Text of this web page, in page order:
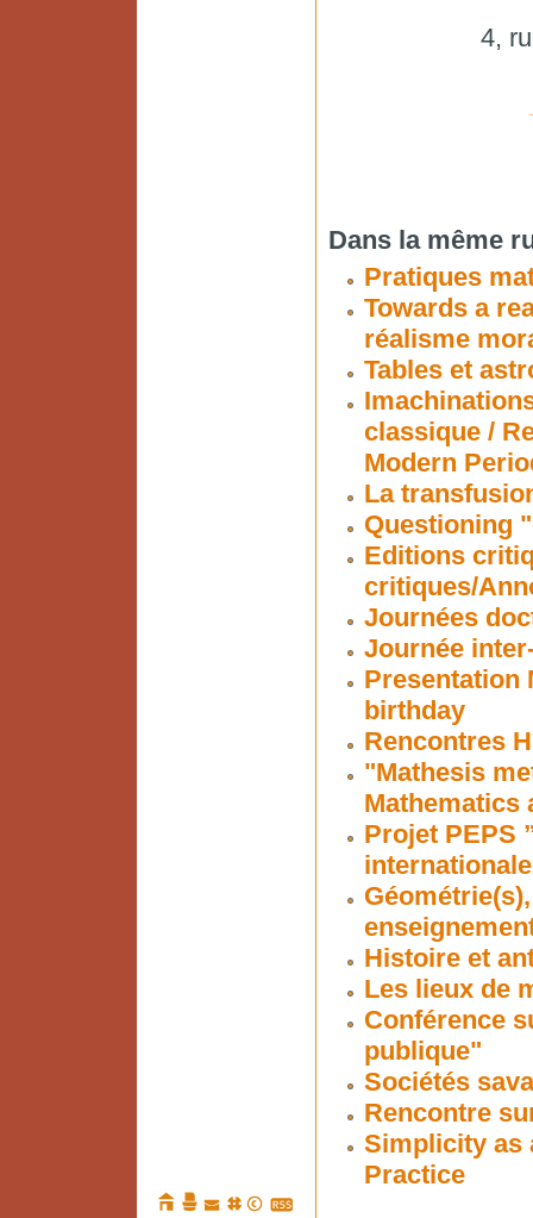
4,
Dans la même
Pratiques
Towards a
réalisme
Tables et
classique /
Modern
La
Questioning
Editions
critiques/
Journées
Journée
Presentation
birthday
Rencontres
"Mathesis
Mathematics
Projet PEPS
internationale
Histoire et
Les lieux de
Conférence
publique"
Sociétés
Rencontre
Simplicity as
Practice